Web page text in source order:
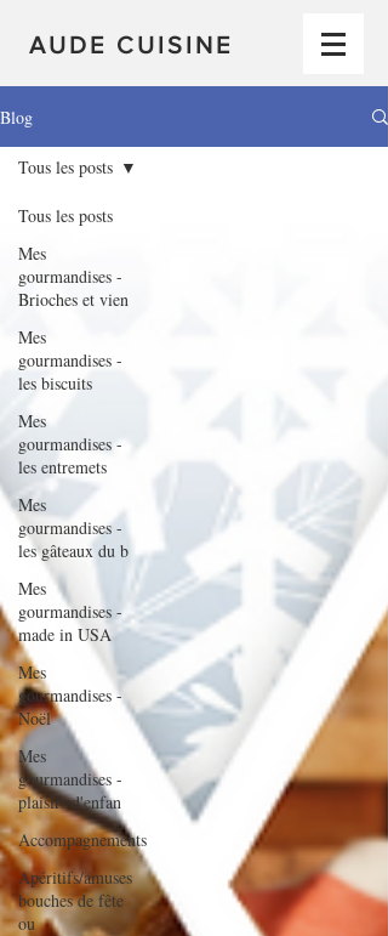
AUDE CUISINE
Blog
Tous les posts
Mes
gourmandises -
Brioches et vien
Mes
gourmandises -
les biscuits
Mes
gourmandises -
les entremets
Mes
gourmandises -
les gâteaux du b
Mes
gourmandises -
made in USA
Mes
gourmandises -
Noël
Mes
gourmandises -
plaisirs d'enfan
Accompagnements
Apéritifs/amuses
bouches de fête
ou
Tous les posts